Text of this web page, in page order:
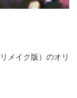
メイク版）のオリ